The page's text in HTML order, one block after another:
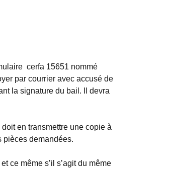
cerfa 15651 nommé
par courrier avec accusé de
la signature du bail. Il devra
en transmettre une copie à
pièces demandées.
ce même s’il s’agit du même